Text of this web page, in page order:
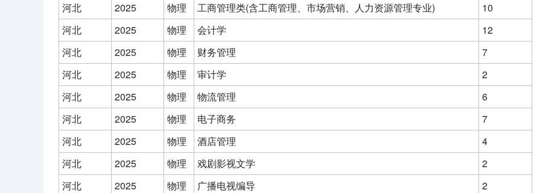
河北
2025 物理 工商管理类(含工商管理、市场营销、人力资源管理专业)
10
河北
2025 物理 会计学
12
河北
2025 物理 财务管理
7
河北
2025 物理 审计学
2
河北
2025 物理 物流管理
6
河北
2025 物理 电子商务
7
河北
2025 物理 酒店管理
4
河北
2025 物理 戏剧影视文学
2
河北
2025 物理 广播电视编导
2